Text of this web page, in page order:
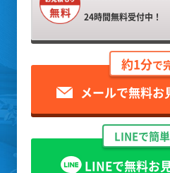
24時間無料受付中！
約1分で
メールで無料お
LINEで簡
LINEで無料お